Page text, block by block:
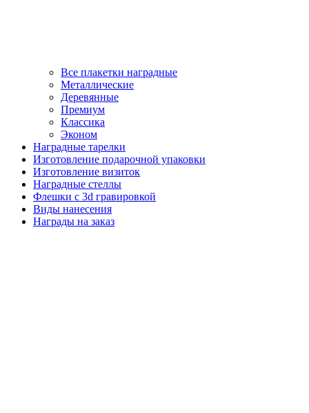
Все плакетки наградные
Металлические
Деревянные
Премиум
Классика
Эконом
Наградные тарелки
Изготовление подарочной упаковки
Изготовление визиток
Наградные стеллы
Флешки с 3d гравировкой
Виды нанесения
Награды на заказ